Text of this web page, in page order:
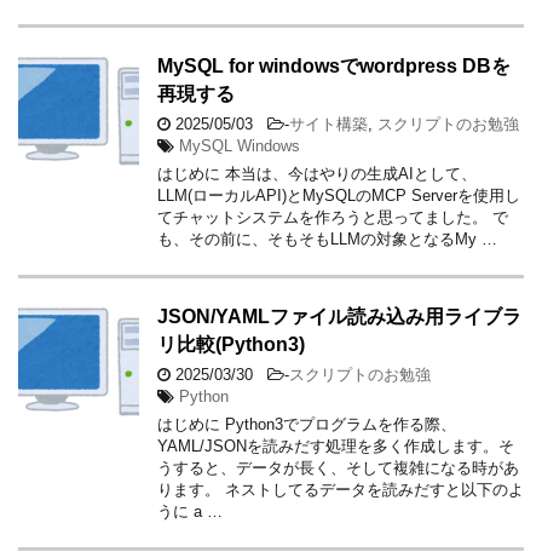
MySQL for windowsでwordpress DBを
再現する
2025/05/03 -サイト構築, スクリプトのお勉強
MySQL Windows
はじめに 本当は、今はやりの生成AIとして、
LLM(ローカルAPI)とMySQLのMCP Serverを使用し
てチャットシステムを作ろうと思ってました。 で
も、その前に、そもそもLLMの対象となるMy …
JSON/YAMLファイル読み込み用ライブラ
リ比較(Python3)
2025/03/30 -スクリプトのお勉強
Python
はじめに Python3でプログラムを作る際、
YAML/JSONを読みだす処理を多く作成します。そ
うすると、データが長く、そして複雑になる時があ
ります。 ネストしてるデータを読みだすと以下のよ
うに a …